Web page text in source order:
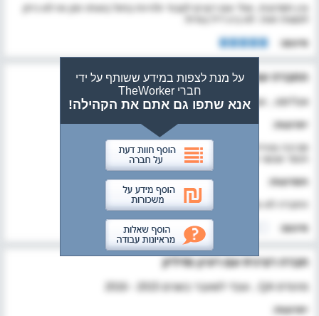
אין חסרונות, אולי אם רוצים לעבוד ולהיות בחול באותו זמן אז לא ניתן
לעשות זאת. לא ביג דיל בגדול.
סיכום:
על מנת לצפות במידע ששותף על ידי
חברי TheWorker
אנא שתפו גם אתם את הקהילה!
החברה עוסקת בתחום מעניין ורלוונטי מאוד
אנליסט , עובד לשעבר בשנים 2016 - 2017
יתרונות:
סביבה צעירה ודינאמית
חסרונות:
החברה לא מרכזת את מאמציה בארץ
סיכום:
חברה רצינית עם רעיון מדליק
מהנדס QA , עובד לשעבר בשנים 2015 - 2016
יתרונות: